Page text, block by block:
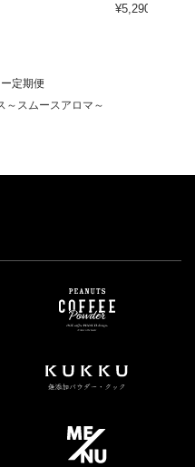
¥5,290
定期便
～スムースアロマ～